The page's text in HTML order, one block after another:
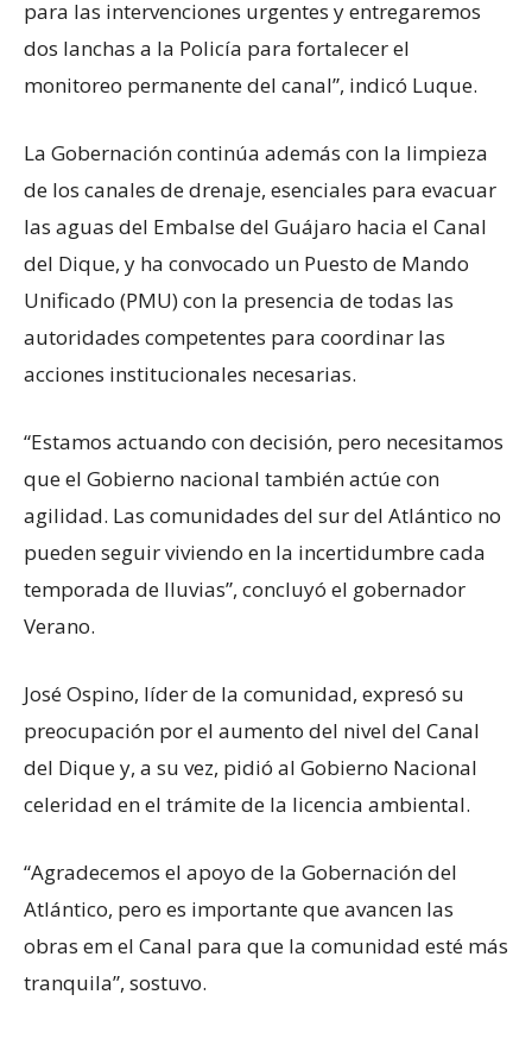
para las intervenciones urgentes y entregaremos
dos lanchas a la Policía para fortalecer el
monitoreo permanente del canal”, indicó Luque.
La Gobernación continúa además con la limpieza
de los canales de drenaje, esenciales para evacuar
las aguas del Embalse del Guájaro hacia el Canal
del Dique, y ha convocado un Puesto de Mando
Unificado (PMU) con la presencia de todas las
autoridades competentes para coordinar las
acciones institucionales necesarias.
“Estamos actuando con decisión, pero necesitamos
que el Gobierno nacional también actúe con
agilidad. Las comunidades del sur del Atlántico no
pueden seguir viviendo en la incertidumbre cada
temporada de lluvias”, concluyó el gobernador
Verano.
José Ospino, líder de la comunidad, expresó su
preocupación por el aumento del nivel del Canal
del Dique y, a su vez, pidió al Gobierno Nacional
celeridad en el trámite de la licencia ambiental.
“Agradecemos el apoyo de la Gobernación del
Atlántico, pero es importante que avancen las
obras em el Canal para que la comunidad esté más
tranquila”, sostuvo.